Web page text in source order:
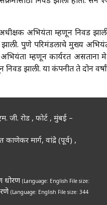
अभियंता म्हणून निवड
पुणे परिमंडलाचे मुख्य
म्हणून कार्यरत असताना मे
झाली. या कंपनीत ते दोन
जी. रोड , फोर्ट , मुंबई –
मार्ग, वांद्रे (पूर्व) ,
धोरण(Language: English File size:
(Language: English File size: 344